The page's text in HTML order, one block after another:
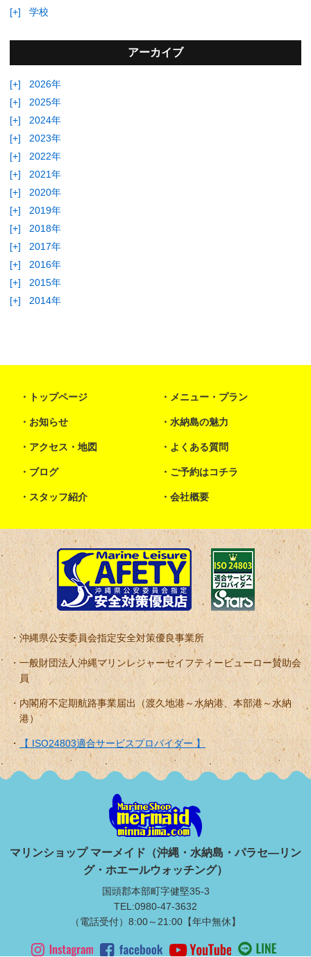
[+]
学校
アーカイブ
[+]
2026年
[+]
2025年
[+]
2024年
[+]
2023年
[+]
2022年
[+]
2021年
[+]
2020年
[+]
2019年
[+]
2018年
[+]
2017年
[+]
2016年
[+]
2015年
[+]
2014年
トップページ メニュー・プラン
お知らせ 水納島の魅力
アクセス・地図 よくある質問
ブログ ご予約はコチラ
スタッフ紹介 会社概要
沖縄県公安委員会指定安全対策優良事業所
一般財団法人沖縄マリンレジャーセイフティービューロー賛助会
員
内閣府不定期航路事業届出（渡久地港～水納港、本部港～水納
港）
【 ISO24803適合サービスプロバイダー 】
マリンショップ マーメイド（沖縄・水納島・パラセ―リン
グ・ホエールウォッチング）
国頭郡本部町字健堅35-3
TEL:0980-47-3632
（電話受付）8:00～21:00【年中無休】